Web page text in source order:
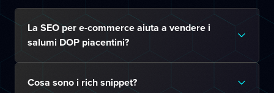
La SEO per e-commerce aiuta a vendere i
salumi DOP piacentini?
Cosa sono i rich snippet?